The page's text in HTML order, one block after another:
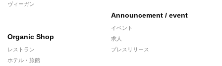
ヴィーガン
Organic Shop
レストラン
ホテル・旅館
Announcement / event
イベント
求人
プレスリリース